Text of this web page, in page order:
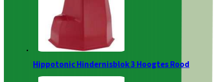
Hippotonic Hindernisblok 3 Hoogtes Rood